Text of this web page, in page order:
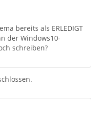
bereits als ERLEDIGT
der Windows10-
schreiben?